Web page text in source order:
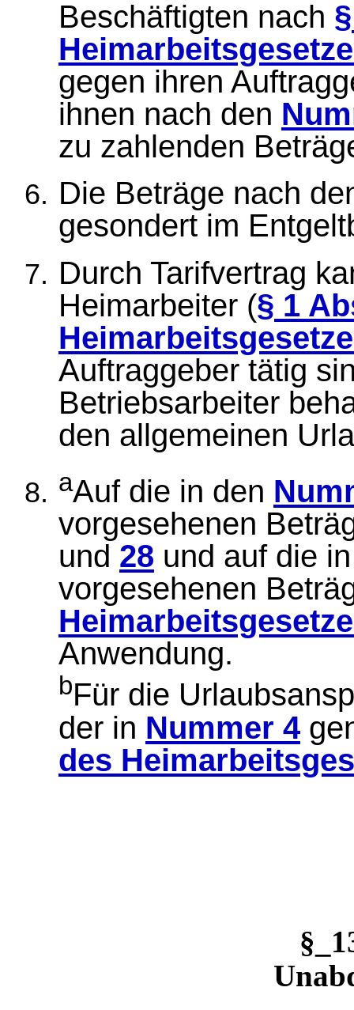
Beschäftigten nach
gegen ihren
ihnen nach den
zu zahlenden
Die Beträge nach
gesondert im
Durch Tarifvertrag
Heimarbeiter (§ 1
Auftraggeber tätig
Betriebsarbeiter
den allgemeinen
aAuf die in den
vorgesehenen
und 28 und auf die
vorgesehenen
Anwendung.
bFür die
der in Nummer 4
des